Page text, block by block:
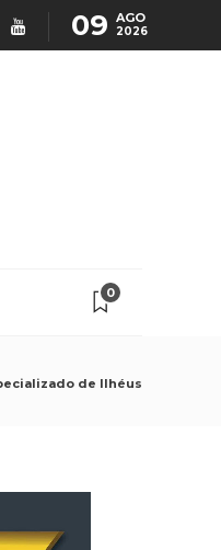
09 AGO
2026
0
de Ilhéus